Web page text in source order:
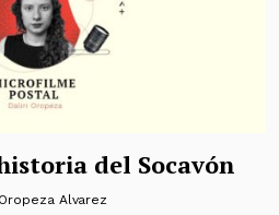
del Socavón
Alvarez